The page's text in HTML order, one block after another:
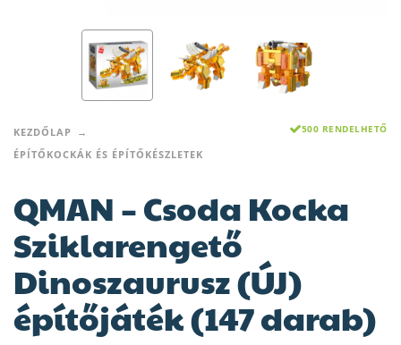
KEZDŐLAP
ÉPÍTŐKOCKÁK ÉS ÉPÍTŐKÉSZLETEK
500 RENDELHETŐ
QMAN – Csoda Kocka
Sziklarengető
Dinoszaurusz (ÚJ)
építőjáték (147 darab)